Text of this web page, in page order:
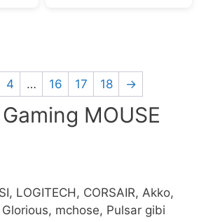
4 … 16 17 18 →
MOUSE
LOGITECH, CORSAIR, Akko,
mchose, Pulsar gibi